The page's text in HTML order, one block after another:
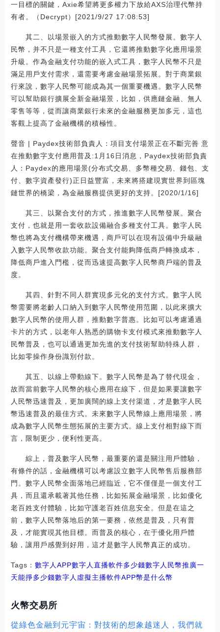
一目標的關鍵，Axie希望將更多權力下放給AXS治理代幣持
有者。（Decrypt）[2021/9/27 17:08:53]
其二、以場景嵌入的方式推動數字人民幣發展。數字人
民幣，并不只是一種支付工具，它還將推動數字化應用場景
升級。作為金融支付功能的嵌入式工具，數字人民幣不只是
滿足用戶支付需求，還需要考慮金融場景拓展。對于商業銀
行來說，數字人民幣可能成為其一個重要機遇。數字人民幣
可以幫助銀行擴展全新金融場景，比如，供應鏈金融、無人
零售等等，從而讓商業銀行未來的金融服務更加多元，這也
客觀上提高了金融機構的積極性。
聲音 | Paydex技術部負責人：項目支付場景正在不斷完善 意
在推動數字支付應用普及:1月16日消息，Paydex技術部負責
人：Paydex的應用場景(分布式交易、多幣種交易、錢包、支
付、數字資產發行)正日益豐富，未來將搭建現實世界到區塊
鏈世界的橋梁，為金融服務提供更好的支持。[2020/1/16]
其三、以聚合支付的方式，推進數字人民幣發展。聚合
支付，也就是用一套收款設備融合多種支付工具。數字人民
幣也將為支付機構帶來機遇，商戶可以在現有設備中升級融
入數字人民幣收款功能。聚合支付能夠降低商戶轉換成本，
降低商戶進入門檻，從而迅速提高數字人民幣商戶端的普及
度。
其四、針對不同人群實現多元化的支付方式。數字人民
幣需要將老齡人口納入到數字人民幣使用范圍，以此來擴大
數字人民幣的使用人群，推動數字普惠。比如可以考慮通過
卡片的方式，以老年人熟悉的購物卡支付模式來推動數字人
民幣普及，也可以通過更加先進的支付技術幫助特殊人群，
比如零操作身份識別付款。
其五、以線上帶動線下。數字人民幣是為了替代現金，
故而當前數字人民幣的核心應用在線下，但是如果要讓數字
人民幣迅速普及，更加廣闊的線上支付渠道，才是數字人民
幣迅速普及的最佳方式。未來數字人民幣線上應用場景，將
成為數字人民幣生態拓展的主要方式。線上支付相對線下而
言，限制更少，便利性更高。
綜上，普及數字人民幣，最重要的還是關注用戶體驗，
有條件的話，金融機構可以考慮設立數字人民幣售后服務部
門。數字人民幣全面落地已經臨近，它不僅僅是一個支付工
具，而且還承載著其他任務，比如拓展金融場景，比如優化
老百姓支付體驗，比如守護老百姓信息安全。但是在這之
前，數字人民幣落地后的第一要務，依然是普及，只有普
及，才能實現其他目標。而普及的核心，在于優化用戶體
驗，讓用戶感覺到好用，這才是數字人民幣真正的成功。
Tags： 數字人 APP數字人直播軟件多少錢數字人民幣推廣一
天能掙多少錢數字人虛擬主播軟件APP幣是什么幣
火幣交易所
從綠色金融到元宇宙：對技術的想象越迷人，我們就